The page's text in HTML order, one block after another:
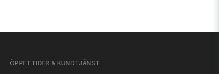
ÖPPETTIDER & KUNDTJÄNST